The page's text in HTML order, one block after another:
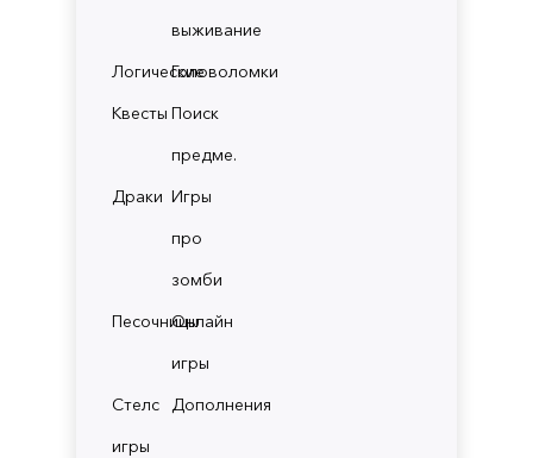
выживание
ЛогическиеГоловоломки
Квесты Поиск
предме.
Драки Игры
про
зомби
ПесочницыОнлайн
игры
Стелс
игры
Дополнения